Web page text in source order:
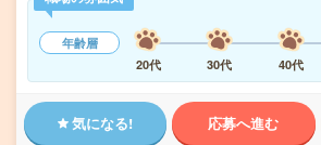
年齢層
20代
30代 40代
気になる! 応募へ進む